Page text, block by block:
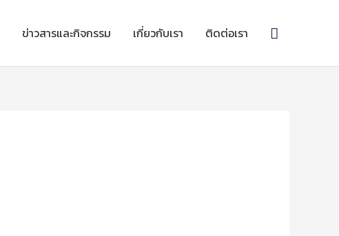
ข่าวสารและกิจกรรม เกี่ยวกับเรา ติดต่อเรา Search